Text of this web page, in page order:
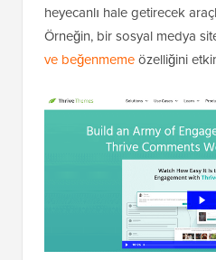
heyecanlı hale getirecek
Örneğin, bir sosyal medya
ve beğenmemeözelliğini